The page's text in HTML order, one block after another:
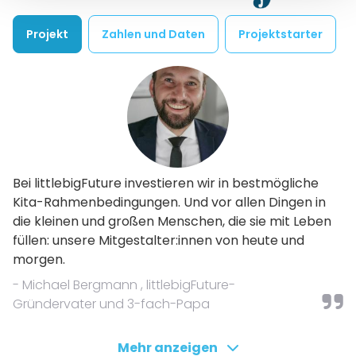
Projekt Zahlen und Daten Projektstarter
Bei littlebigFuture investieren wir in bestmögliche
Kita-Rahmenbedingungen. Und vor allen Dingen in
die kleinen und großen Menschen, die sie mit Leben
füllen: unsere Mitgestalter:innen von heute und
morgen.
- Michael Bergmann , littlebigFuture-
Gründervater und 3-fach-Papa
Das ProjektMehr anzeigen